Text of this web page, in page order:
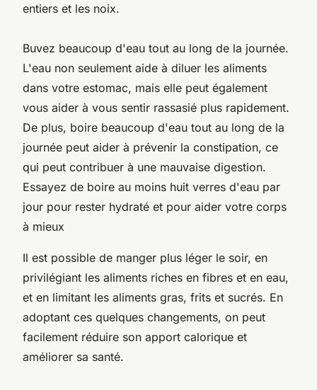
entiers et les noix.
Buvez beaucoup d'eau tout au long de la journée.
L'eau non seulement aide à diluer les aliments
dans votre estomac, mais elle peut également
vous aider à vous sentir rassasié plus rapidement.
De plus, boire beaucoup d'eau tout au long de la
journée peut aider à prévenir la constipation, ce
qui peut contribuer à une mauvaise digestion.
Essayez de boire au moins huit verres d'eau par
jour pour rester hydraté et pour aider votre corps
à mieux
Il est possible de manger plus léger le soir, en
privilégiant les aliments riches en fibres et en eau,
et en limitant les aliments gras, frits et sucrés. En
adoptant ces quelques changements, on peut
facilement réduire son apport calorique et
améliorer sa santé.